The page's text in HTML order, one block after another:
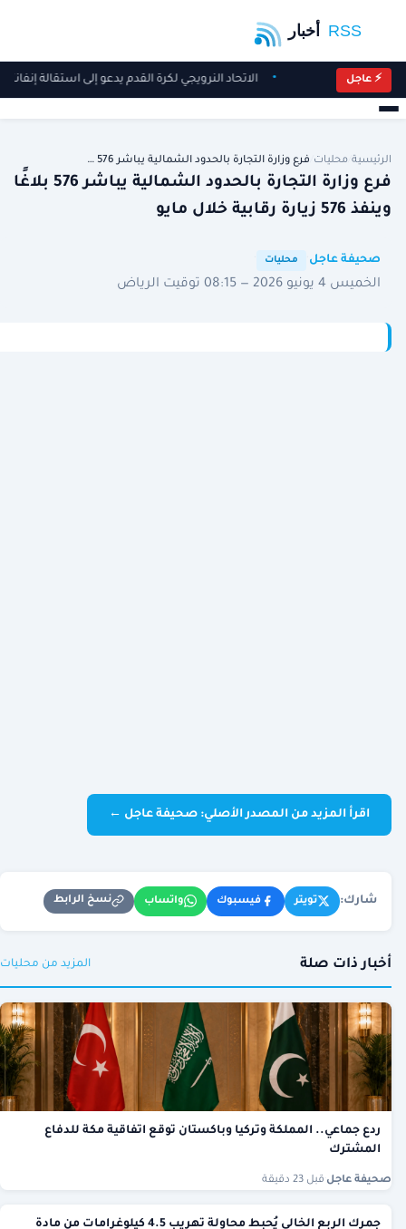
⚡ عاجل الاتحاد النرويجي لكرة القدم يدعو إلى استقالة
الرئيسية محليات فرع وزارة التجارة بالحدود الشمالية يباشر 576 …
فرع وزارة التجارة بالحدود الشمالية يباشر 576 بلاغًا
وينفذ 576 زيارة رقابية خلال مايو
صحيفة عاجل محليات
الخميس 4 يونيو 2026 — 08:15 توقيت الرياض
اقرأ المزيد من المصدر الأصلي: صحيفة عاجل ←
شارك: تويتر فيسبوك واتساب نسخ الرابط
أخبار ذات صلة المزيد من محليات
ردع جماعي.. المملكة وتركيا وباكستان توقع اتفاقية مكة للدفاع
المشترك
صحيفة عاجل قبل 23 دقيقة
جمرك الربع الخالي يُحبط محاولة تهريب 4.5 كيلوغرامات من مادة